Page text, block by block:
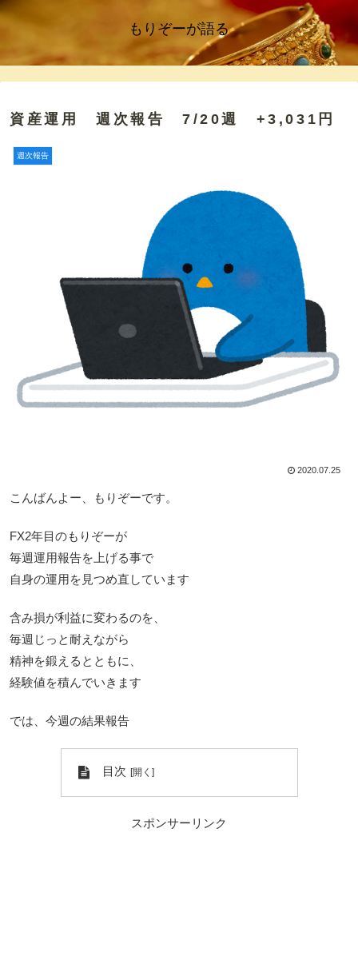
もりぞーが語る
資産運用 週次報告 7/20週 +3,031円
週次報告
2020.07.25
こんばんよー、もりぞーです。
FX2年目のもりぞーが
毎週運用報告を上げる事で
自身の運用を見つめ直しています
含み損が利益に変わるのを、
毎週じっと耐えながら
精神を鍛えるとともに、
経験値を積んでいきます
では、今週の結果報告
目次
スポンサーリンク